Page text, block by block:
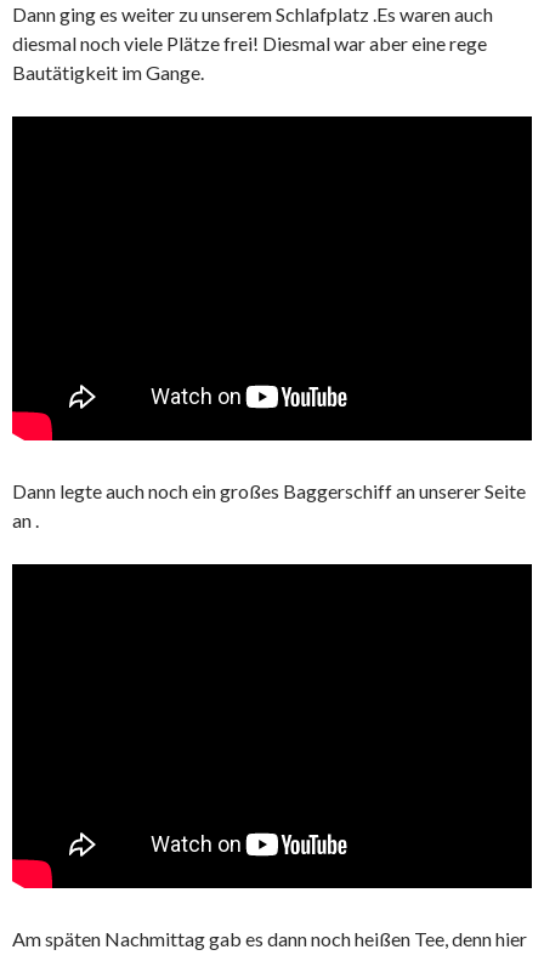
Dann ging es weiter zu unserem Schlafplatz .Es waren auch
diesmal noch viele Plätze frei! Diesmal war aber eine rege
Bautätigkeit im Gange.
Dann legte auch noch ein großes Baggerschiff an unserer Seite
an .
Am späten Nachmittag gab es dann noch heißen Tee, denn hier